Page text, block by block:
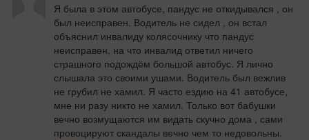
Я была в этом автобусе, пандус не откидывался , он
был неисправен. Водитель не сидел , он встал
объяснил инвалиду колясочнику что пандус
неисправен, на что инвалид ответил ничего
страшного подождём большой автобус. Я лично
слышала это своими ушами. Водитель был вежлив
не грубил не хамил. Я часто ездию на 41 автобусе,
мне ни разу никто не хамил. Только вот бабушки
вечно возмущаются им видать скучно дома , сами
провоцируют скандалы вечно чем то недовольны.